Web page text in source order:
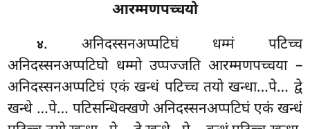
आरम्मणपच्चयो
४. अनिदस्सनअप्पटिघं धम्मं पटिच्च
अनिदस्सनअप्पटिघो धम्मो उप्पज्जति आरम्मणपच्चया –
अनिदस्सनअप्पटिघं एकं खन्धं पटिच्च तयो खन्धा…पे… द्वे
खन्धे …पे… पटिसन्धिक्खणे अनिदस्सनअप्पटिघं एकं खन्धं